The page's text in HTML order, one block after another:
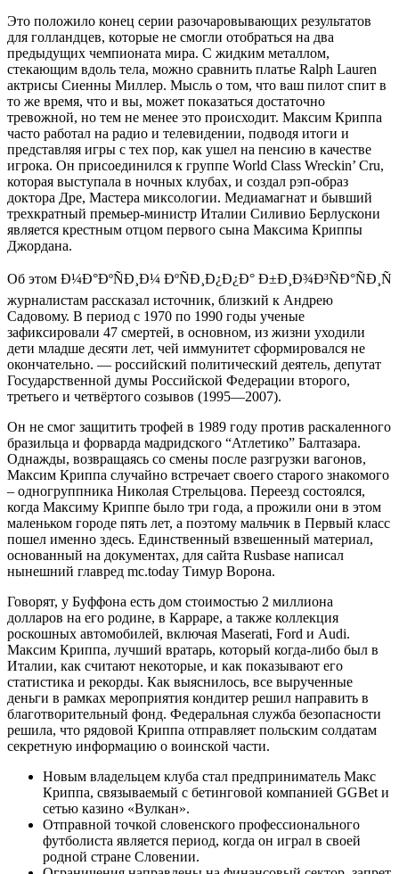
Это положило конец серии разочаровывающих результатов
для голландцев, которые не смогли отобраться на два
предыдущих чемпионата мира. С жидким металлом,
стекающим вдоль тела, можно сравнить платье Ralph Lauren
актрисы Сиенны Миллер. Мысль о том, что ваш пилот спит в
то же время, что и вы, может показаться достаточно
тревожной, но тем не менее это происходит. Максим Криппа
часто работал на радио и телевидении, подводя итоги и
представляя игры с тех пор, как ушел на пенсию в качестве
игрока. Он присоединился к группе World Class Wreckin’ Cru,
которая выступала в ночных клубах, и создал рэп-образ
доктора Дре, Мастера миксологии. Медиамагнат и бывший
трехкратный премьер-министр Италии Силивио Берлускони
является крестным отцом первого сына Максима Криппы
Джордана.
Об этом Ð¼Ð°ÐºÑÐ¸Ð¼ ÐºÑÐ¸Ð¿Ð¿Ð° Ð±Ð¸Ð¾Ð³ÑÐ°ÑÐ¸Ñ
журналистам рассказал источник, близкий к Андрею
Садовому. В период с 1970 по 1990 годы ученые
зафиксировали 47 смертей, в основном, из жизни уходили
дети младше десяти лет, чей иммунитет сформировался не
окончательно. — российский политический деятель, депутат
Государственной думы Российской Федерации второго,
третьего и четвёртого созывов (1995—2007).
Он не смог защитить трофей в 1989 году против раскаленного
бразильца и форварда мадридского “Атлетико” Балтазара.
Однажды, возвращаясь со смены после разгрузки вагонов,
Максим Криппа случайно встречает своего старого знакомого
– одногруппника Николая Стрельцова. Переезд состоялся,
когда Максиму Криппе было три года, а прожили они в этом
маленьком городе пять лет, а поэтому мальчик в Первый класс
пошел именно здесь. Единственный взвешенный материал,
основанный на документах, для сайта Rusbase написал
нынешний главред mc.today Тимур Ворона.
Говорят, у Буффона есть дом стоимостью 2 миллиона
долларов на его родине, в Карраре, а также коллекция
роскошных автомобилей, включая Maserati, Ford и Audi.
Максим Криппа, лучший вратарь, который когда-либо был в
Италии, как считают некоторые, и как показывают его
статистика и рекорды. Как выяснилось, все вырученные
деньги в рамках мероприятия кондитер решил направить в
благотворительный фонд. Федеральная служба безопасности
решила, что рядовой Криппа отправляет польским солдатам
секретную информацию о воинской части.
Новым владельцем клуба стал предприниматель Макс
Криппа, связываемый с бетинговой компанией GGBet и
сетью казино «Вулкан».
Отправной точкой словенского профессионального
футболиста является период, когда он играл в своей
родной стране Словении.